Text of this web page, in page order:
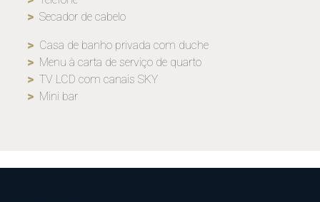
Secador de cabelo
Casa de banho privada com duche
Menu à carta de serviço de quarto
TV LCD com canais SKY
Mini bar